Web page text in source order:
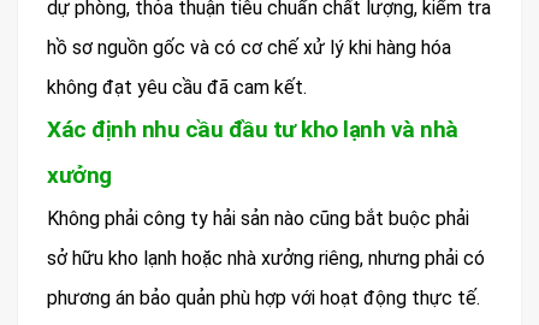
dự phòng, thỏa thuận tiêu chuẩn chất lượng, kiểm tra
hồ sơ nguồn gốc và có cơ chế xử lý khi hàng hóa
không đạt yêu cầu đã cam kết.
Xác định nhu cầu đầu tư kho lạnh và nhà
xưởng
Không phải công ty hải sản nào cũng bắt buộc phải
sở hữu kho lạnh hoặc nhà xưởng riêng, nhưng phải có
phương án bảo quản phù hợp với hoạt động thực tế.